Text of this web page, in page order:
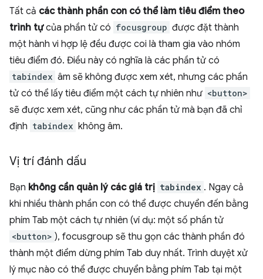
Tất cả các thành phần con có thể làm tiêu điểm theo
trình tựcủa phần tử có focusgroup được đặt thành
một hành vi hợp lệ đều được coi là tham gia vào nhóm
tiêu điểm đó. Điều này có nghĩa là các phần tử có
tabindex âm sẽ không được xem xét, nhưng các phần
tử có thể lấy tiêu điểm một cách tự nhiên như <button>
sẽ được xem xét, cũng như các phần tử mà bạn đã chỉ
định tabindex không âm.
Vị trí đánh dấu
Bạn không cần quản lý các giá trị tabindex . Ngay cả
khi nhiều thành phần con có thể được chuyển đến bằng
phím Tab một cách tự nhiên (ví dụ: một số phần tử
<button> ), focusgroup sẽ thu gọn các thành phần đó
thành một điểm dừng phím Tab duy nhất. Trình duyệt xử
lý mục nào có thể được chuyển bằng phím Tab tại một